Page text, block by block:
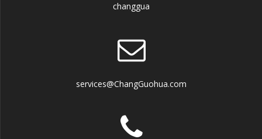
changgua
services@ChangGuohua.com